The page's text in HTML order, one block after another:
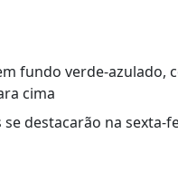
destacarão na